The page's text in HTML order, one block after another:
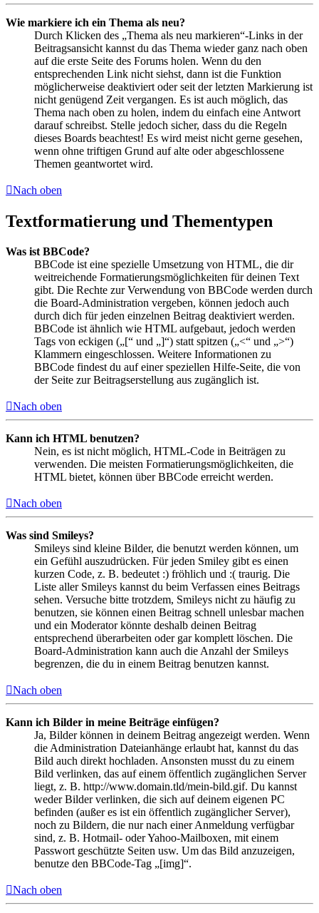
Wie markiere ich ein Thema als neu?
Durch Klicken des „Thema als neu markieren“-Links in der
Beitragsansicht kannst du das Thema wieder ganz nach oben
auf die erste Seite des Forums holen. Wenn du den
entsprechenden Link nicht siehst, dann ist die Funktion
möglicherweise deaktiviert oder seit der letzten Markierung ist
nicht genügend Zeit vergangen. Es ist auch möglich, das
Thema nach oben zu holen, indem du einfach eine Antwort
darauf schreibst. Stelle jedoch sicher, dass du die Regeln
dieses Boards beachtest! Es wird meist nicht gerne gesehen,
wenn ohne triftigen Grund auf alte oder abgeschlossene
Themen geantwortet wird.
Nach oben
Textformatierung und Thementypen
Was ist BBCode?
BBCode ist eine spezielle Umsetzung von HTML, die dir
weitreichende Formatierungsmöglichkeiten für deinen Text
gibt. Die Rechte zur Verwendung von BBCode werden durch
die Board-Administration vergeben, können jedoch auch
durch dich für jeden einzelnen Beitrag deaktiviert werden.
BBCode ist ähnlich wie HTML aufgebaut, jedoch werden
Tags von eckigen („[“ und „]“) statt spitzen („<“ und „>“)
Klammern eingeschlossen. Weitere Informationen zu
BBCode findest du auf einer speziellen Hilfe-Seite, die von
der Seite zur Beitragserstellung aus zugänglich ist.
Nach oben
Kann ich HTML benutzen?
Nein, es ist nicht möglich, HTML-Code in Beiträgen zu
verwenden. Die meisten Formatierungsmöglichkeiten, die
HTML bietet, können über BBCode erreicht werden.
Nach oben
Was sind Smileys?
Smileys sind kleine Bilder, die benutzt werden können, um
ein Gefühl auszudrücken. Für jeden Smiley gibt es einen
kurzen Code, z. B. bedeutet :) fröhlich und :( traurig. Die
Liste aller Smileys kannst du beim Verfassen eines Beitrags
sehen. Versuche bitte trotzdem, Smileys nicht zu häufig zu
benutzen, sie können einen Beitrag schnell unlesbar machen
und ein Moderator könnte deshalb deinen Beitrag
entsprechend überarbeiten oder gar komplett löschen. Die
Board-Administration kann auch die Anzahl der Smileys
begrenzen, die du in einem Beitrag benutzen kannst.
Nach oben
Kann ich Bilder in meine Beiträge einfügen?
Ja, Bilder können in deinem Beitrag angezeigt werden. Wenn
die Administration Dateianhänge erlaubt hat, kannst du das
Bild auch direkt hochladen. Ansonsten musst du zu einem
Bild verlinken, das auf einem öffentlich zugänglichen Server
liegt, z. B. http://www.domain.tld/mein-bild.gif. Du kannst
weder Bilder verlinken, die sich auf deinem eigenen PC
befinden (außer es ist ein öffentlich zugänglicher Server),
noch zu Bildern, die nur nach einer Anmeldung verfügbar
sind, z. B. Hotmail- oder Yahoo-Mailboxen, mit einem
Passwort geschützte Seiten usw. Um das Bild anzuzeigen,
benutze den BBCode-Tag „[img]“.
Nach oben